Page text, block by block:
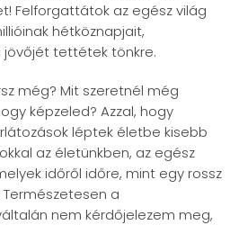
Felforgattátok az egész világ
hétköznapjait,
tettétek tönkre.
még? Mit szeretnél még
képzeled? Azzal, hogy
léptek életbe kisebb
az életünkben, az egész
időről időre, mint egy rossz
a
nem kérdőjelezem meg,